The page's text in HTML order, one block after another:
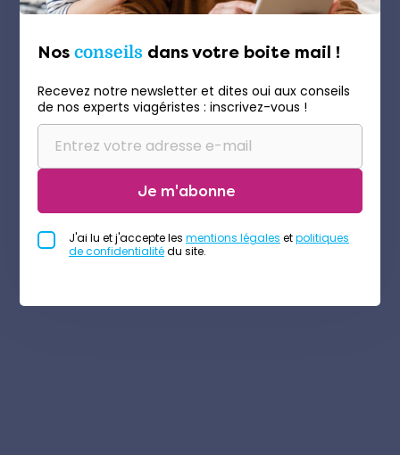
Nos conseils dans votre boite mail !
Recevez notre newsletter et dites oui aux conseils
de nos experts viagéristes : inscrivez-vous !
Je m'abonne
J'ai lu et j'accepte les mentions légales etpolitiques
de confidentialitédu site.